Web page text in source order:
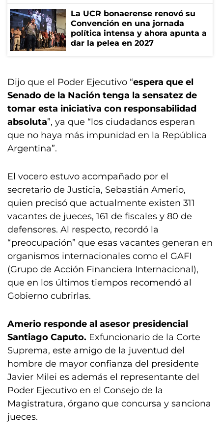
La UCR bonaerense renovó su
Convención en una jornada
política intensa y ahora apunta a
dar la pelea en 2027
Dijo que el Poder Ejecutivo “espera que el
Senado de la Nación tenga la sensatez de
tomar esta iniciativa con responsabilidad
absoluta”, ya que “los ciudadanos esperan
que no haya más impunidad en la República
Argentina”.
El vocero estuvo acompañado por el
secretario de Justicia, Sebastián Amerio,
quien precisó que actualmente existen 311
vacantes de jueces, 161 de fiscales y 80 de
defensores. Al respecto, recordó la
“preocupación” que esas vacantes generan en
organismos internacionales como el GAFI
(Grupo de Acción Financiera Internacional),
que en los últimos tiempos recomendó al
Gobierno cubrirlas.
Amerio responde al asesor presidencial
Santiago Caputo. Exfuncionario de la Corte
Suprema, este amigo de la juventud del
hombre de mayor confianza del presidente
Javier Milei es además el representante del
Poder Ejecutivo en el Consejo de la
Magistratura, órgano que concursa y sanciona
jueces.